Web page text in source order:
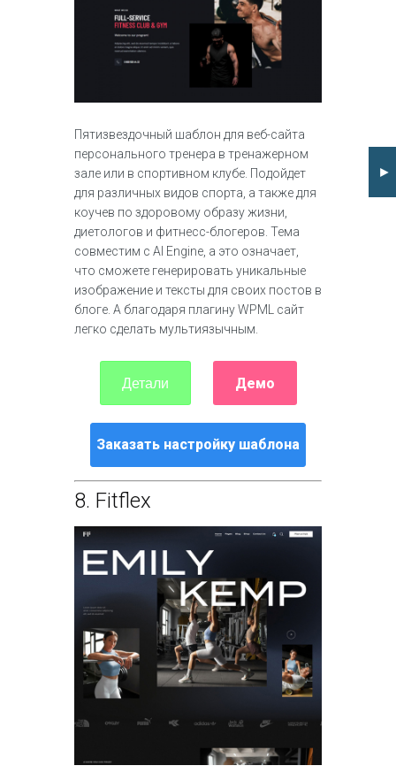
Пятизвездочный шаблон для веб-сайта
персонального тренера в тренажерном
зале или в спортивном клубе. Подойдет
для различных видов спорта, а также для
коучев по здоровому образу жизни,
диетологов и фитнесс-блогеров. Тема
совместим с AI Engine, а это означает,
что сможете генерировать уникальные
изображение и тексты для своих постов в
блоге. А благодаря плагину WPML сайт
легко сделать мультиязычным.
Детали Демо
Заказать настройку шаблона
8. Fitflex
►